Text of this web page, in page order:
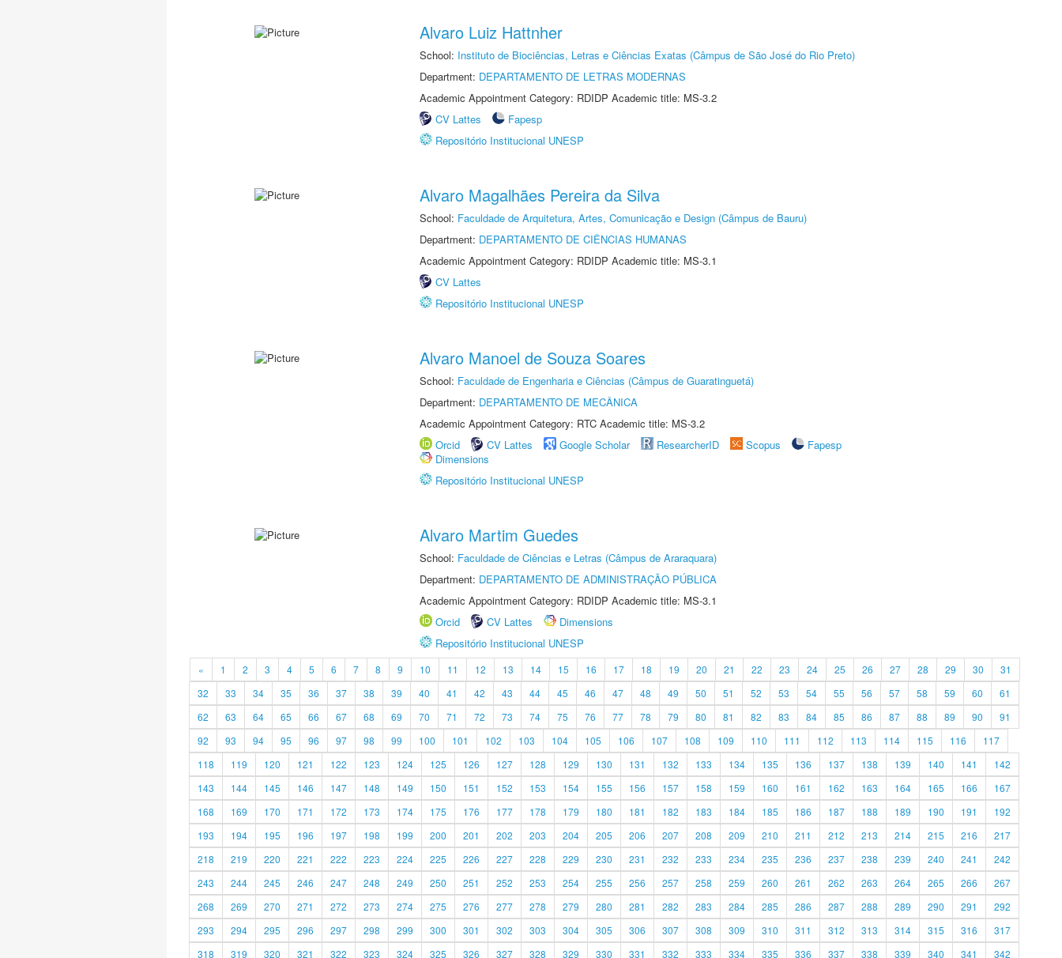
Alvaro Luiz Hattnher
School: Instituto de Biociências, Letras e Ciências Exatas (Câmpus de São José do Rio Preto)
Department: DEPARTAMENTO DE LETRAS MODERNAS
Academic Appointment Category: RDIDP Academic title: MS-3.2
CV Lattes
Fapesp
Repositório Institucional UNESP
Alvaro Magalhães Pereira da Silva
School: Faculdade de Arquitetura, Artes, Comunicação e Design (Câmpus de Bauru)
Department: DEPARTAMENTO DE CIÊNCIAS HUMANAS
Academic Appointment Category: RDIDP Academic title: MS-3.1
CV Lattes
Repositório Institucional UNESP
Alvaro Manoel de Souza Soares
School: Faculdade de Engenharia e Ciências (Câmpus de Guaratinguetá)
Department: DEPARTAMENTO DE MECÂNICA
Academic Appointment Category: RTC Academic title: MS-3.2
Orcid
CV Lattes Google Scholar ResearcherID Scopus
Fapesp
Dimensions
Repositório Institucional UNESP
Alvaro Martim Guedes
School: Faculdade de Ciências e Letras (Câmpus de Araraquara)
Department: DEPARTAMENTO DE ADMINISTRAÇÃO PÚBLICA
Academic Appointment Category: RDIDP Academic title: MS-3.1
Orcid
CV Lattes
Dimensions
Repositório Institucional UNESP
« 1 2 3 4 5 6 7 8 9 10 11 12 13 14 15 16 17 18 19 20 21 22 23 24 25 26 27 28 29 30
31
32
33 34 35 36 37 38 39 40 41 42 43 44 45 46 47 48 49 50 51 52 53 54 55 56 57 58 59 60
61
62
63 64 65 66 67 68 69 70 71 72 73 74 75 76 77 78 79 80 81 82 83 84 85 86 87 88 89 90
91
92
93 94 95 96 97 98 99 100 101 102 103 104 105 106 107 108 109 110 111 112 113 114 115 116
117
118
119 120 121 122 123 124 125 126 127 128 129 130 131 132 133 134 135 136 137 138 139 140 141
142
143
144 145 146 147 148 149 150 151 152 153 154 155 156 157 158 159 160 161 162 163 164 165 166
167
168
169 170 171 172 173 174 175 176 177 178 179 180 181 182 183 184 185 186 187 188 189 190 191
192
193
194 195 196 197 198 199 200 201 202 203 204 205 206 207 208 209 210 211 212 213 214 215 216
217
218
219 220 221 222 223 224 225 226 227 228 229 230 231 232 233 234 235 236 237 238 239 240 241
242
243
244 245 246 247 248 249 250 251 252 253 254 255 256 257 258 259 260 261 262 263 264 265 266
267
268
269 270 271 272 273 274 275 276 277 278 279 280 281 282 283 284 285 286 287 288 289 290 291
292
293
294 295 296 297 298 299 300 301 302 303 304 305 306 307 308 309 310 311 312 313 314 315 316
317
318
319 320 321 322 323 324 325 326 327 328 329 330 331 332 333 334 335 336 337 338 339 340 341 342